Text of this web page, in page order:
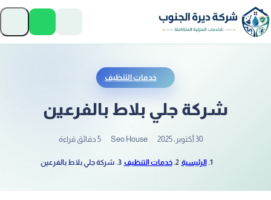
تخطَّ إلى المحتوى
خدمات التنظيف
شركة جلي بلاط بالفرعين
30 أكتوبر، 2025 Seo House 5 دقائق قراءة
الرئيسية خدمات التنظيف شركة جلي بلاط بالفرعين